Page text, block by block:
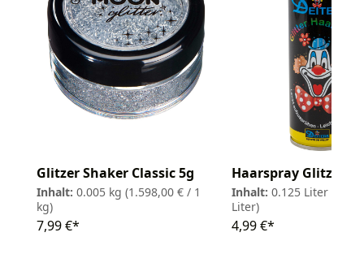
Glitzer Shaker Classic 5g
Inhalt: 0.005 kg (1.598,00 € / 1
kg)
7,99 €*
Haarspray Glitzer
Inhalt: 0.125 Liter
Liter)
4,99 €*